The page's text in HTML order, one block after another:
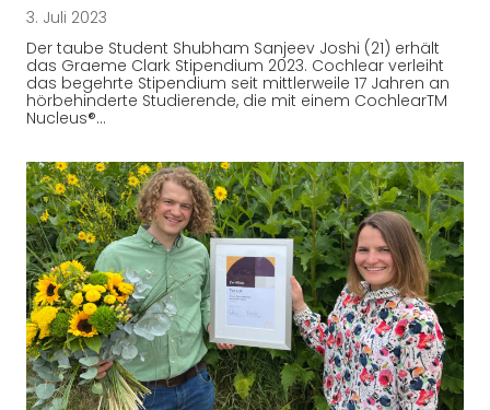
3. Juli 2023
Der taube Student Shubham Sanjeev Joshi (21) erhält
das Graeme Clark Stipendium 2023. Cochlear verleiht
das begehrte Stipendium seit mittlerweile 17 Jahren an
hörbehinderte Studierende, die mit einem CochlearTM
Nucleus®…